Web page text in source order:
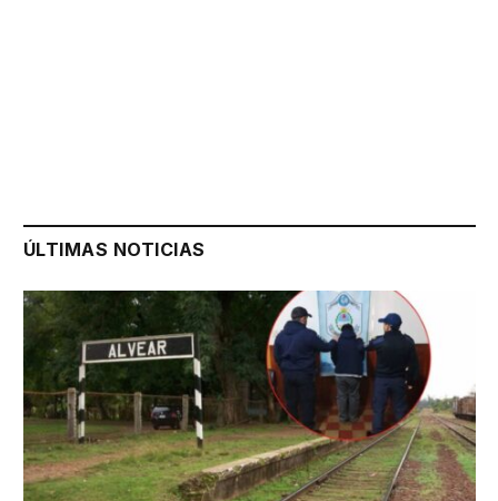
ÚLTIMAS NOTICIAS